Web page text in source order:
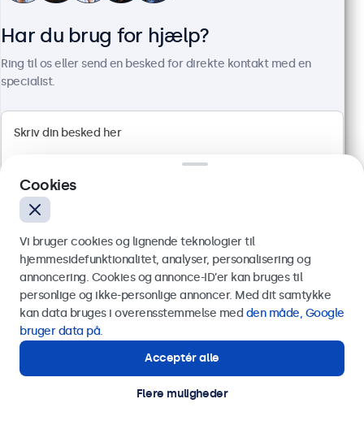
Montering: skrivebord, indbygget, væg
Ydermål: 560 x 337 x 41 mm
3.849,00 kr.
4.811,25 kr. inkl. moms
27 Tommer Skærm Metal
Har du brug for hjælp?
Ring til os eller send en besked for direkte kontakt med en
specialist.
Send
Eller ring til os på
Kontakt vores specialister.
Cookies
Vi bruger cookies og lignende teknologier til
hjemmesidefunktionalitet, analyser, personalisering og
annoncering. Cookies og annonce-ID’er kan bruges til
personlige og ikke-personlige annoncer. Med dit samtykke
kan data bruges i overensstemmelse med den måde, Google
bruger data på.
Acceptér alle
Flere muligheder